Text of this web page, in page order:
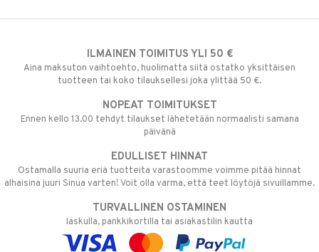
ILMAINEN TOIMITUS YLI 50 €
Aina maksuton vaihtoehto, huolimatta siitä ostatko yksittäisen
tuotteen tai koko tilauksellesi joka ylittää 50 €.
NOPEAT TOIMITUKSET
Ennen kello 13.00 tehdyt tilaukset lähetetään normaalisti samana
päivänä
EDULLISET HINNAT
Ostamalla suuria eriä tuotteita varastoomme voimme pitää hinnat
alhaisina juuri Sinua varten! Voit olla varma, että teet löytöjä sivuillamme.
TURVALLINEN OSTAMINEN
laskulla, pankkikortilla tai asiakastilin kautta